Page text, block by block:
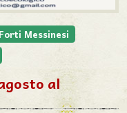
Messinesi
al